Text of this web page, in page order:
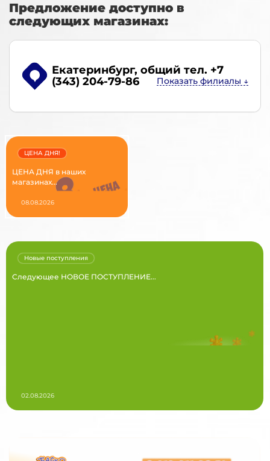
Предложение доступно в
следующих магазинах:
Екатеринбург, общий тел. +7
(343) 204-79-86
ЦЕНА ДНЯ в наших
магазинах...
ЦЕНА ДНЯ!
08.08.2026
Следующее НОВОЕ ПОСТУПЛЕНИЕ...
Новые поступления
02.08.2026